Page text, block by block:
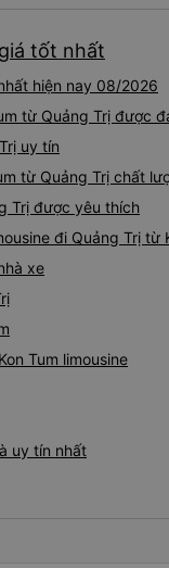
tốt nhất
hiện nay 08/2026
từ Quảng Trị được
uy tín
từ Quảng Trị chất
Trị được yêu thích
đi Quảng Trị từ
xe
Tum limousine
uy tín nhất